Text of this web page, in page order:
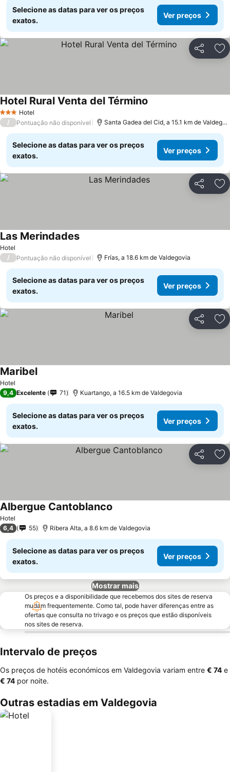
Selecione as datas para ver os preços
exatos.
Ver preços
Partilhar
3 EstrelasHotel
Hotel Rural Venta del Término
/ Pontuação não disponível Santa Gadea del Cid, a 15.1 km de Valdegovia
Selecione as datas para ver os preços
exatos.
Ver preços
Partilhar
Hotel
Las Merindades
/ Pontuação não disponível Frías, a 18.6 km de Valdegovia
Selecione as datas para ver os preços
exatos.
Ver preços
Partilhar
Hotel
Maribel
9,4 Excelente 71 Kuartango, a 16.5 km de Valdegovia
Selecione as datas para ver os preços
exatos.
Ver preços
Partilhar
Hotel
Albergue Cantoblanco
6,4 55 Ribera Alta, a 8.6 km de Valdegovia
Selecione as datas para ver os preços
exatos.
Ver preços
Mostrar mais
Os preços e a disponibilidade que recebemos dos sites de reserva
mudam frequentemente. Como tal, pode haver diferenças entre as
ofertas que consulta no trivago e os preços que estão disponíveis
nos sites de reserva.
Intervalo de preços
Os preços de hotéis económicos em Valdegovia variam entre ‎€ 74 e
‎€ 74 por noite.
Outras estadias em Valdegovia